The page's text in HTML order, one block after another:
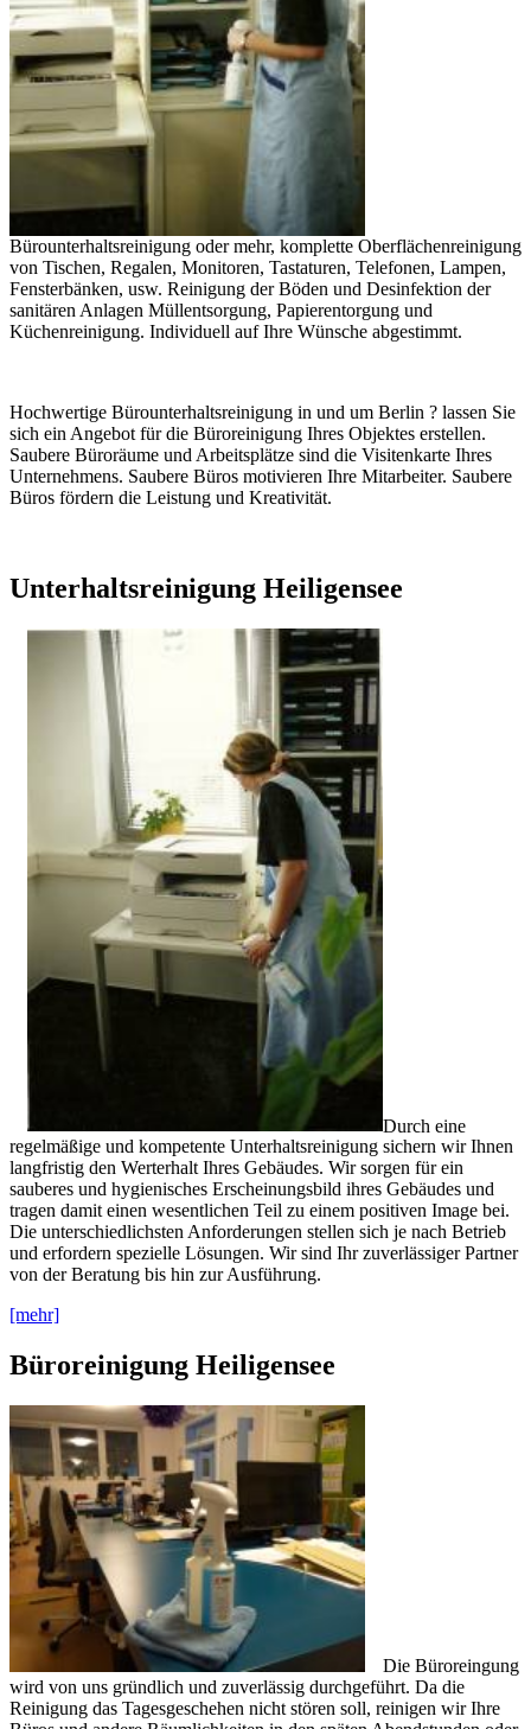
Bürounterhaltsreinigung oder mehr, komplette Oberflächenreinigung
von Tischen, Regalen, Monitoren, Tastaturen, Telefonen, Lampen,
Fensterbänken, usw. Reinigung der Böden und Desinfektion der
sanitären Anlagen Müllentsorgung, Papierentorgung und
Küchenreinigung. Individuell auf Ihre Wünsche abgestimmt.
Hochwertige Bürounterhaltsreinigung in und um Berlin ? lassen Sie
sich ein Angebot für die Büroreinigung Ihres Objektes erstellen.
Saubere Büroräume und Arbeitsplätze sind die Visitenkarte Ihres
Unternehmens. Saubere Büros motivieren Ihre Mitarbeiter. Saubere
Büros fördern die Leistung und Kreativität.
Unterhaltsreinigung Heiligensee
Durch eine
regelmäßige und kompetente Unterhaltsreinigung sichern wir Ihnen
langfristig den Werterhalt Ihres Gebäudes. Wir sorgen für ein
sauberes und hygienisches Erscheinungsbild ihres Gebäudes und
tragen damit einen wesentlichen Teil zu einem positiven Image bei.
Die unterschiedlichsten Anforderungen stellen sich je nach Betrieb
und erfordern spezielle Lösungen. Wir sind Ihr zuverlässiger Partner
von der Beratung bis hin zur Ausführung.
[mehr]
Büroreinigung Heiligensee
Die Büroreingung
wird von uns gründlich und zuverlässig durchgeführt. Da die
Reinigung das Tagesgeschehen nicht stören soll, reinigen wir Ihre